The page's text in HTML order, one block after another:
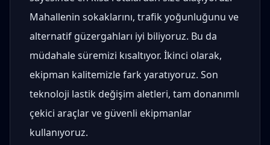
Mahallenin sokaklarını, trafik yoğunluğunu ve
alternatif güzergahları iyi biliyoruz. Bu da
müdahale süremizi kısaltıyor. İkinci olarak,
ekipman kalitemizle fark yaratıyoruz. Son
teknoloji lastik değişim aletleri, tam donanımlı
çekici araçlar ve güvenli ekipmanlar
kullanıyoruz.